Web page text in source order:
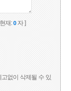
재:0자 ]
없이 삭제될 수 있